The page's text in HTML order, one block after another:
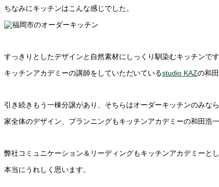
ちなみにキッチンはこんな感じでした。
すっきりとしたデザインと自然素材にしっくり馴染むキッチンです
キッチンアカデミーの講師をしていただいているstudio KAZの和
引き続きもう一棟分譲があり、そちらはオーダーキッチンのみなら
家全体のデザイン、プランニングもキッチンアカデミーの和田浩
弊社コミュニケーション＆リーディングもキッチンアカデミーと
本当にうれしく思います。